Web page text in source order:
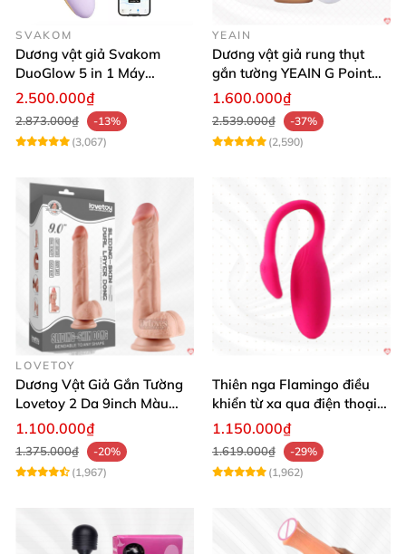
SVAKOM
Dương vật giả Svakom
DuoGlow 5 in 1 Máy
Massage Điểm G & Âm Vật
Điều Khiển App
2.500.000₫
2.873.000₫
-13%
(3,067)
YEAIN
Dương vật giả rung thụt
gắn tường YEAIN G Point
siêu thực điều khiển từ xa
1.600.000₫
2.539.000₫
-37%
(2,590)
LOVETOY
Dương Vật Giả Gắn Tường
Lovetoy 2 Da 9inch Màu
Flesh Hàng Chính Hãng
1.100.000₫
1.375.000₫
-20%
(1,967)
Thiên nga Flamingo điều
khiển từ xa qua điện thoại
cực dễ dàng
1.150.000₫
1.619.000₫
-29%
(1,962)